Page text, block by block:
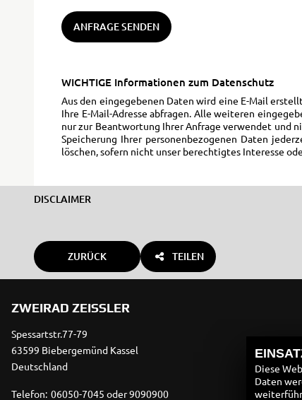
ANFRAGE SENDEN
WICHTIGE Informationen zum Datenschutz
Aus den eingegebenen Daten wird eine E-Mail
Ihre E-Mail-Adresse abfragen. Alle weiteren
nur zur Beantwortung Ihrer Anfrage verwendet und
Speicherung Ihrer personenbezogenen Daten
löschen, sofern nicht unser berechtigtes Interesse
DISCLAIMER
ZURÜCK TEILEN
ZWEIRAD ZEISSLER
Spessartstr.77-79
63599 Biebergemünd Kassel
Deutschland
Telefon: 06050-7045 oder 9090900
Diese
Daten